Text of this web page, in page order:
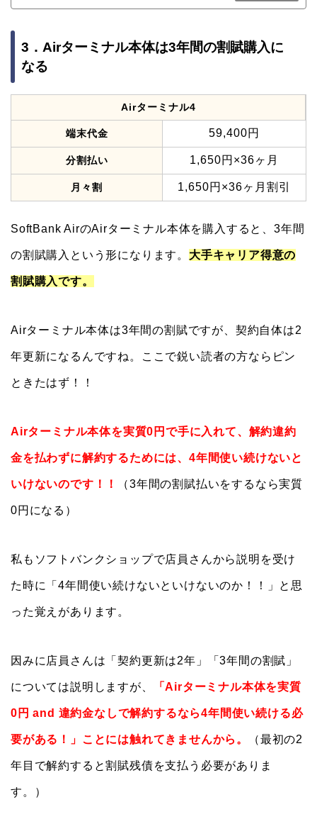
3．Airターミナル本体は3年間の割賦購入に
なる
Airターミナル4
端末代金 59,400円
分割払い 1,650円×36ヶ月
月々割 1,650円×36ヶ月割引
SoftBank AirのAirターミナル本体を購入すると、3年間
の割賦購入という形になります。 大手キャリア得意の
割賦購入です。
Airターミナル本体は3年間の割賦ですが、契約自体は2
年更新になるんですね。ここで鋭い読者の方ならピン
ときたはず！！
Airターミナル本体を実質0円で手に入れて、解約違約
金を払わずに解約するためには、4年間使い続けないと
いけないのです！！ （3年間の割賦払いをするなら実質
0円になる）
私もソフトバンクショップで店員さんから説明を受け
た時に「4年間使い続けないといけないのか！！」と思
った覚えがあります。
因みに店員さんは「契約更新は2年」「3年間の割賦」
については説明しますが、 「Airターミナル本体を実質
0円 and 違約金なしで解約するなら4年間使い続ける必
要がある！」ことには触れてきませんから。 （最初の2
年目で解約すると割賦残債を支払う必要がありま
す。）